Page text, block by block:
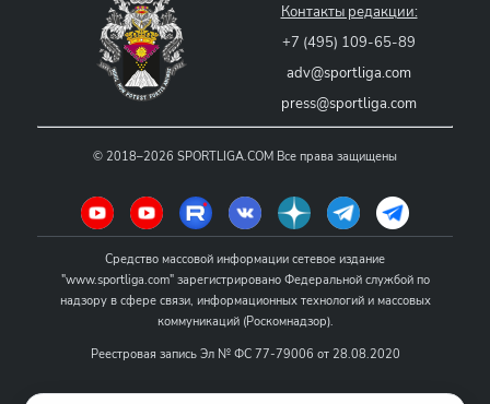
Контакты редакции:
+7 (495) 109-65-89
adv@sportliga.com
press@sportliga.com
© 2018–2026 SPORTLIGA.COM Все права защищены
Средство массовой информации сетевое издание
"www.sportliga.com" зарегистрировано Федеральной службой по
надзору в сфере связи, информационных технологий и массовых
коммуникаций (Роскомнадзор).
Реестровая запись Эл № ФС 77-79006 от 28.08.2020
Название - www.sportliga.com